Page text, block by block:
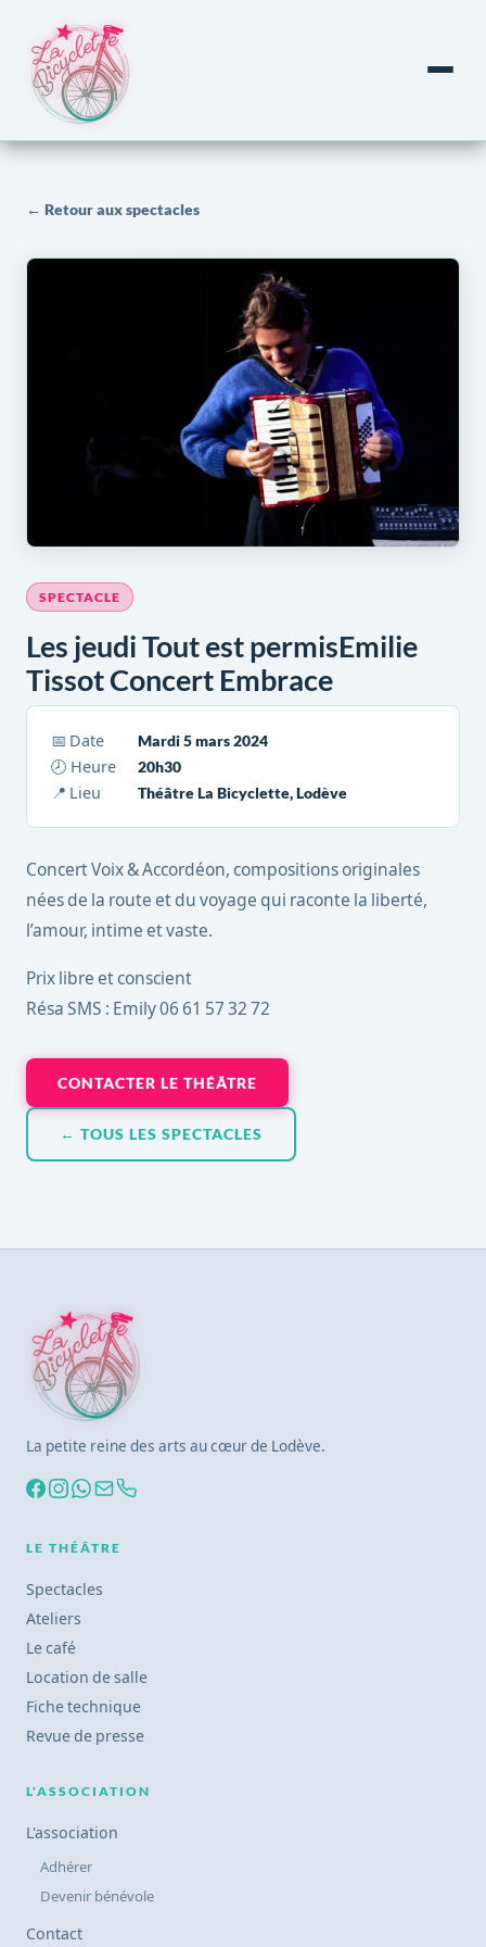
← Retour aux spectacles
SPECTACLE
Les jeudi Tout est permisEmilie
Tissot Concert Embrace
📅 Date
Mardi 5 mars 2024
🕗 Heure
20h30
📍 Lieu
Théâtre La Bicyclette, Lodève
Concert Voix & Accordéon, compositions originales
nées de la route et du voyage qui raconte la liberté,
l’amour, intime et vaste.
Prix libre et conscient
Résa SMS : Emily 06 61 57 32 72
CONTACTER LE THÉÂTRE
← TOUS LES SPECTACLES
La petite reine des arts au cœur de Lodève.
LE THÉÂTRE
Spectacles
Ateliers
Le café
Location de salle
Fiche technique
Revue de presse
L'ASSOCIATION
L'association
Adhérer
Devenir bénévole
Contact